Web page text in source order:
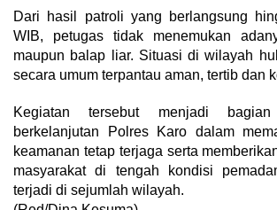
Dari hasil patroli yang berlangsung
WIB, petugas tidak menemukan
maupun balap liar. Situasi di wilayah
secara umum terpantau aman, tertib dan
Kegiatan tersebut menjadi
berkelanjutan Polres Karo dalam
keamanan tetap terjaga serta
masyarakat di tengah kondisi
terjadi di sejumlah wilayah.